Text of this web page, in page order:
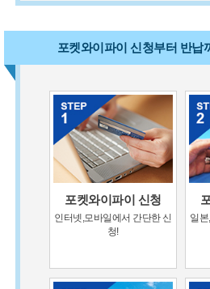
포켓와이파이 신청부터 반납
포켓와이파이 신청
인터넷,모바일에서 간단한 신
청!
일